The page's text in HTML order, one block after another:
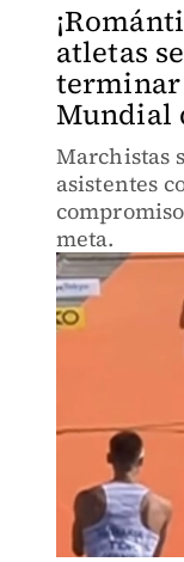
atletas
terminar
Mundial
Marchistas
asistentes
meta.